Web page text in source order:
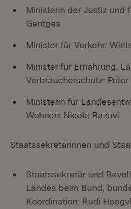
Ministerin der Justiz und
Gentges
Minister für Verkehr:
Minister für Ernährung,
Verbraucherschutz: Peter
Ministerin für
Wohnen: Nicole Razavi
Staatssekretärinnen und
Staatssekretär und
Landes beim Bund,
Koordination: Rudi